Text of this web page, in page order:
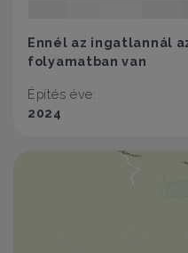
Ennél az ingatlannál
folyamatban van
Építés éve:
2024